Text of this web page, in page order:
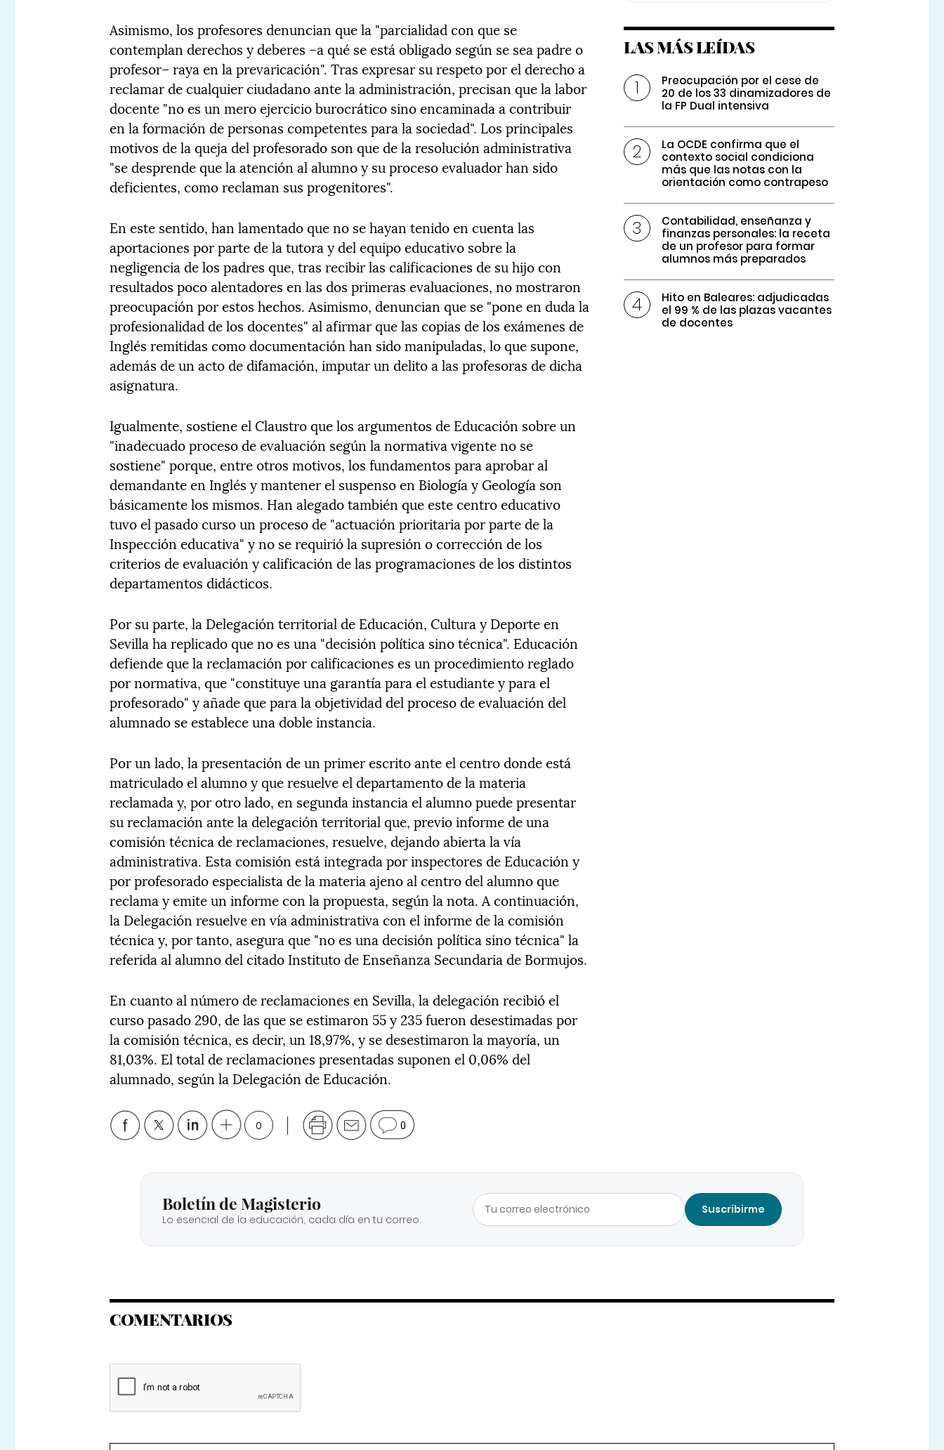
Asimismo, los profesores denuncian que la "parcialidad con que se
contemplan derechos y deberes –a qué se está obligado según se sea padre o
profesor– raya en la prevaricación". Tras expresar su respeto por el derecho a
reclamar de cualquier ciudadano ante la administración, precisan que la labor
docente "no es un mero ejercicio burocrático sino encaminada a contribuir
en la formación de personas competentes para la sociedad". Los principales
motivos de la queja del profesorado son que de la resolución administrativa
"se desprende que la atención al alumno y su proceso evaluador han sido
deficientes, como reclaman sus progenitores".
En este sentido, han lamentado que no se hayan tenido en cuenta las
aportaciones por parte de la tutora y del equipo educativo sobre la
negligencia de los padres que, tras recibir las calificaciones de su hijo con
resultados poco alentadores en las dos primeras evaluaciones, no mostraron
preocupación por estos hechos. Asimismo, denuncian que se "pone en duda la
profesionalidad de los docentes" al afirmar que las copias de los exámenes de
Inglés remitidas como documentación han sido manipuladas, lo que supone,
además de un acto de difamación, imputar un delito a las profesoras de dicha
asignatura.
Igualmente, sostiene el Claustro que los argumentos de Educación sobre un
"inadecuado proceso de evaluación según la normativa vigente no se
sostiene" porque, entre otros motivos, los fundamentos para aprobar al
demandante en Inglés y mantener el suspenso en Biología y Geología son
básicamente los mismos. Han alegado también que este centro educativo
tuvo el pasado curso un proceso de "actuación prioritaria por parte de la
Inspección educativa" y no se requirió la supresión o corrección de los
criterios de evaluación y calificación de las programaciones de los distintos
departamentos didácticos.
Por su parte, la Delegación territorial de Educación, Cultura y Deporte en
Sevilla ha replicado que no es una "decisión política sino técnica". Educación
defiende que la reclamación por calificaciones es un procedimiento reglado
por normativa, que "constituye una garantía para el estudiante y para el
profesorado" y añade que para la objetividad del proceso de evaluación del
alumnado se establece una doble instancia.
Por un lado, la presentación de un primer escrito ante el centro donde está
matriculado el alumno y que resuelve el departamento de la materia
reclamada y, por otro lado, en segunda instancia el alumno puede presentar
su reclamación ante la delegación territorial que, previo informe de una
comisión técnica de reclamaciones, resuelve, dejando abierta la vía
administrativa. Esta comisión está integrada por inspectores de Educación y
por profesorado especialista de la materia ajeno al centro del alumno que
reclama y emite un informe con la propuesta, según la nota. A continuación,
la Delegación resuelve en vía administrativa con el informe de la comisión
técnica y, por tanto, asegura que "no es una decisión política sino técnica" la
referida al alumno del citado Instituto de Enseñanza Secundaria de Bormujos.
En cuanto al número de reclamaciones en Sevilla, la delegación recibió el
curso pasado 290, de las que se estimaron 55 y 235 fueron desestimadas por
la comisión técnica, es decir, un 18,97%, y se desestimaron la mayoría, un
81,03%. El total de reclamaciones presentadas suponen el 0,06% del
alumnado, según la Delegación de Educación.
0 0
LAS MÁS LEÍDAS
Preocupación por el cese de
20 de los 33 dinamizadores de
la FP Dual intensiva
La OCDE confirma que el
contexto social condiciona
más que las notas con la
orientación como contrapeso
Contabilidad, enseñanza y
finanzas personales: la receta
de un profesor para formar
alumnos más preparados
Hito en Baleares: adjudicadas
el 99 % de las plazas vacantes
de docentes
Boletín de Magisterio
Lo esencial de la educación, cada día en tu correo.
Suscribirme
COMENTARIOS